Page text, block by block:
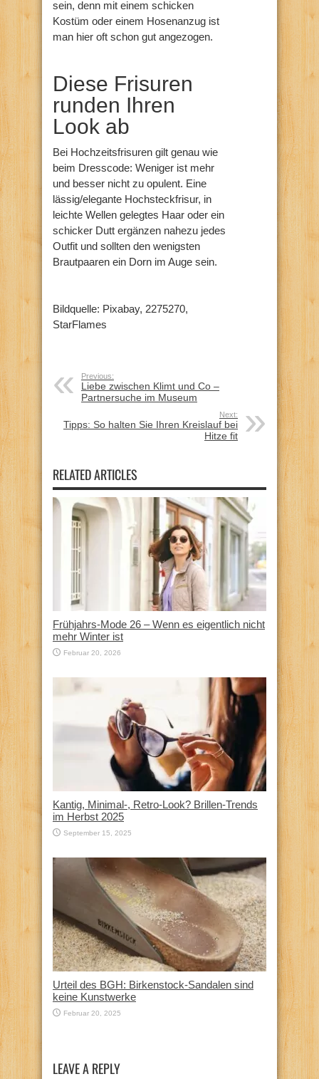
sein, denn mit einem schicken
Kostüm oder einem Hosenanzug ist
man hier oft schon gut angezogen.
Diese Frisuren
runden Ihren
Look ab
Bei Hochzeitsfrisuren gilt genau wie
beim Dresscode: Weniger ist mehr
und besser nicht zu opulent. Eine
lässig/elegante Hochsteckfrisur, in
leichte Wellen gelegtes Haar oder ein
schicker Dutt ergänzen nahezu jedes
Outfit und sollten den wenigsten
Brautpaaren ein Dorn im Auge sein.
Bildquelle: Pixabay, 2275270,
StarFlames
Previous:
Liebe zwischen Klimt und Co –
Partnersuche im Museum
Next:
Tipps: So halten Sie Ihren Kreislauf bei
Hitze fit
RELATED ARTICLES
Frühjahrs-Mode 26 – Wenn es eigentlich nicht
mehr Winter ist
Februar 20, 2026
Kantig, Minimal-, Retro-Look? Brillen-Trends
im Herbst 2025
September 15, 2025
Urteil des BGH: Birkenstock-Sandalen sind
keine Kunstwerke
Februar 20, 2025
LEAVE A REPLY